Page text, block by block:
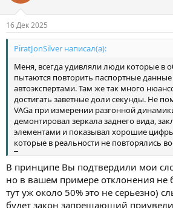
16 Дек 2025
PiratJonSilver написал(а):
Меня, всегда удивляли люди которые в
пытаются повторить паспортные
автоэкспертами. Там же так много
достигать заветные доли секунды. Не
VAGа при измерении разгонной
демонтировал зеркала заднего вида,
элементами и показывал хорошие
которые в реальности не повторялись
Тоже самое и с расходом топлива, ну
заявленный расход при низкой
густые, давление в колесах не
и прочие факторы. И потом проехать 18
энергии ушло на 30 км и отсюда
В принципе Вы подтвердили мои
но в вашем примере отклонения не
тут уж около 50% это не серьезно)
будет закон запрещающий